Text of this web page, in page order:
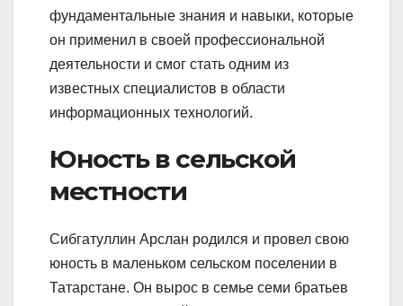
фундаментальные знания и навыки, которые
он применил в своей профессиональной
деятельности и смог стать одним из
известных специалистов в области
информационных технологий.
Юность в сельской
местности
Сибгатуллин Арслан родился и провел свою
юность в маленьком сельском поселении в
Татарстане. Он вырос в семье семи братьев